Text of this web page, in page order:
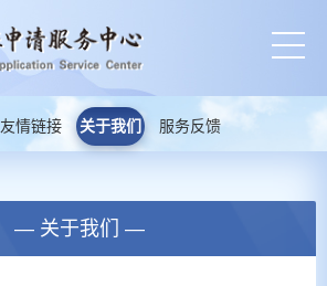
友情链接 关于我们 服务反馈
— 关于我们 —